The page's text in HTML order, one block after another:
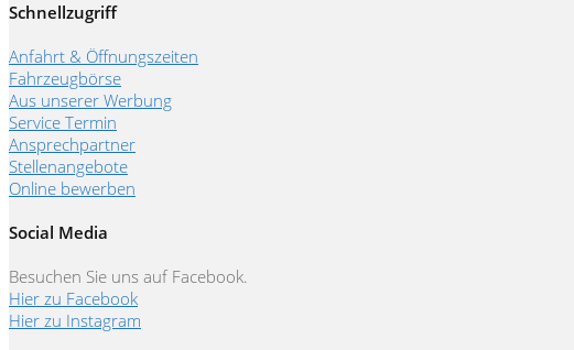
Schnellzugriff
Anfahrt & Öffnungszeiten
Fahrzeugbörse
Aus unserer Werbung
Service Termin
Ansprechpartner
Stellenangebote
Online bewerben
Social Media
Besuchen Sie uns auf Facebook.
Hier zu Facebook
Hier zu Instagram